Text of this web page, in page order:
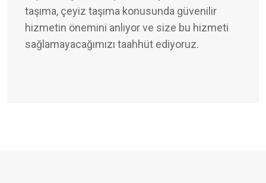
taşıma, çeyiz taşıma konusunda güvenilir
hizmetin önemini anlıyor ve size bu hizmeti
sağlamayacağımızı taahhüt ediyoruz.